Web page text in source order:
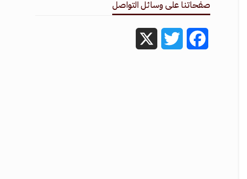
صفحاتنا على وسائل التواصل
Facebook
Twitter